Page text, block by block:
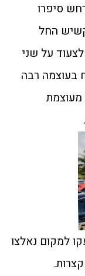
סיפרו
החל
על שני
בעוצמה רבה
מעוצמת
למקום נאלצו